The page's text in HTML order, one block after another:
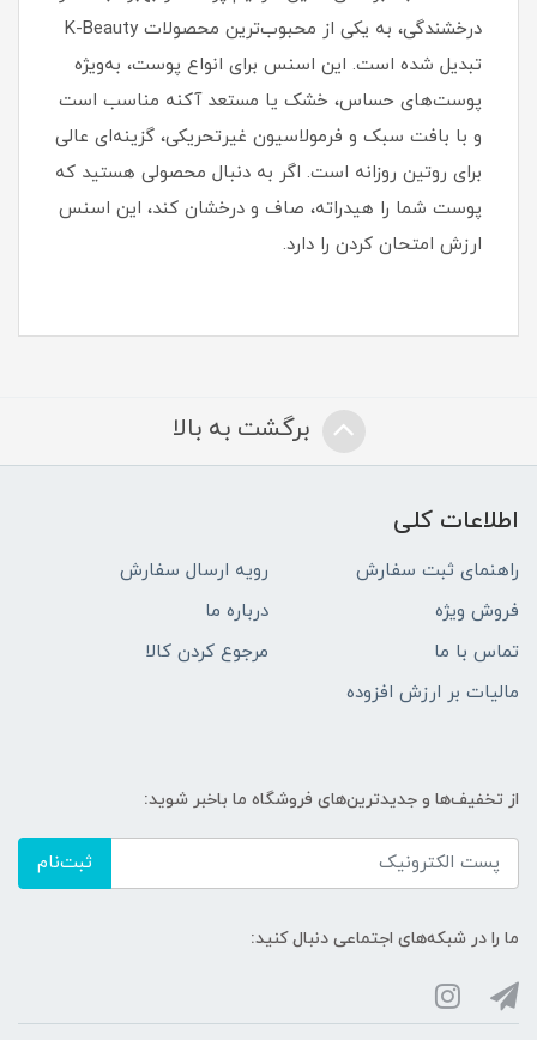
درخشندگی، به یکی از محبوب‌ترین محصولات K-Beauty
تبدیل شده است. این اسنس برای انواع پوست، به‌ویژه
پوست‌های حساس، خشک یا مستعد آکنه مناسب است
و با بافت سبک و فرمولاسیون غیرتحریکی، گزینه‌ای عالی
برای روتین روزانه است. اگر به دنبال محصولی هستید که
پوست شما را هیدراته، صاف و درخشان کند، این اسنس
ارزش امتحان کردن را دارد.
برگشت به بالا
اطلاعات کلی
راهنمای ثبت سفارش
رویه ارسال سفارش
فروش ویژه
درباره ما
تماس با ما
مرجوع کردن کالا
مالیات بر ارزش افزوده
از تخفیف‌ها و جدیدترین‌های فروشگاه ما باخبر شوید:
ثبت‌نام
ما را در شبکه‌های اجتماعی دنبال کنید: